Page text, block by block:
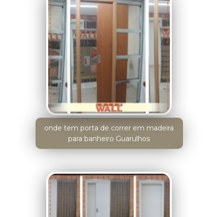
onde tem porta de correr em madeira
para banheiro Guarulhos